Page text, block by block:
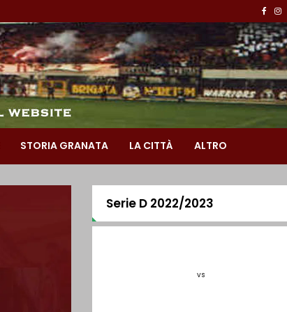
STORIA GRANATA LA CITTÀ ALTRO
Serie D 2022/2023
vs